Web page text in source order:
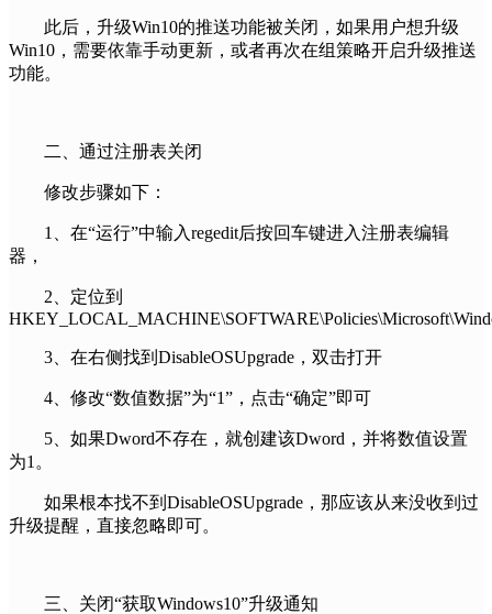
此后，升级Win10的推送功能被关闭，如果用户想升级
Win10，需要依靠手动更新，或者再次在组策略开启升级推送
功能。
二、通过注册表关闭
修改步骤如下：
1、在“运行”中输入regedit后按回车键进入注册表编辑
器，
2、定位到
3、在右侧找到DisableOSUpgrade，双击打开
4、修改“数值数据”为“1”，点击“确定”即可
5、如果Dword不存在，就创建该Dword，并将数值设置
为1。
如果根本找不到DisableOSUpgrade，那应该从来没收到过
升级提醒，直接忽略即可。
三、关闭“获取Windows10”升级通知